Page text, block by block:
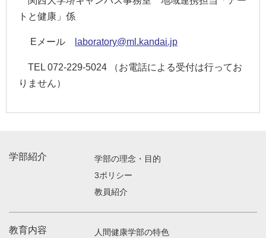
トと健康」係
E メール laboratory@ml.kandai.jp
TEL 072-229-5024
（お電話による受付は行ってお
りません）
学部紹介
学部の理念・目的
3ポリシー
教員紹介
教育内容
人間健康学部の特色